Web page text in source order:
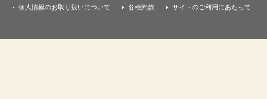
個人情報のお取り扱いについて 各種約款 サイトのご利用にあたって